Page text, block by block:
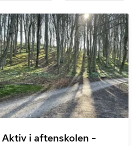
Aktiv i aftenskolen -